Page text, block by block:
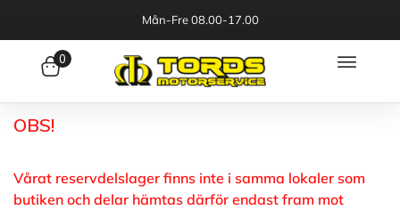
Mån-Fre 08.00-17.00
0
OBS!
Vårat reservdelslager finns inte i samma lokaler som
butiken och delar hämtas därför endast fram mot